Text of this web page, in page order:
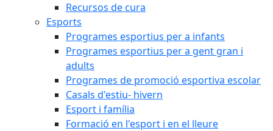
Recursos de cura
Esports
Programes esportius per a infants
Programes esportius per a gent gran i
adults
Programes de promoció esportiva escolar
Casals d'estiu- hivern
Esport i família
Formació en l'esport i en el lleure